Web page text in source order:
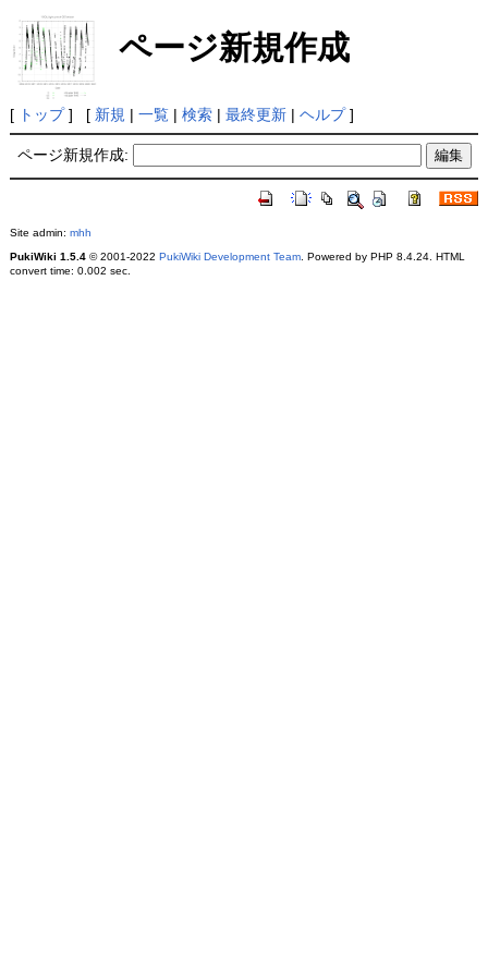
ページ新規作成
[ トップ] [ 新規 | 一覧| 検索| 最終更新| ヘルプ]
ページ新規作成:
Site admin: mhh
PukiWiki 1.5.4© 2001-2022 PukiWiki Development Team. Powered by PHP 8.4.24. HTML
convert time: 0.002 sec.